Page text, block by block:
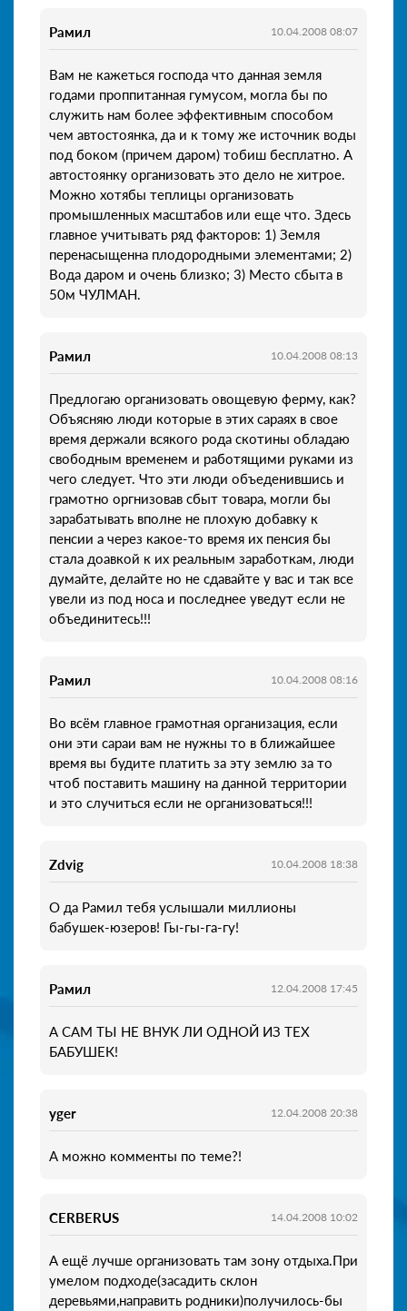
Рамил 10.04.2008 08:07
Вам не кажеться господа что данная земля
годами проппитанная гумусом, могла бы по
служить нам более эффективным способом
чем автостоянка, да и к тому же источник воды
под боком (причем даром) тобиш бесплатно. А
автостоянку организовать это дело не хитрое.
Можно хотябы теплицы организовать
промышленных масштабов или еще что. Здесь
главное учитывать ряд факторов: 1) Земля
перенасыщенна плодородными элементами; 2)
Вода даром и очень близко; 3) Место сбыта в
50м ЧУЛМАН.
Рамил 10.04.2008 08:13
Предлогаю организовать овощевую ферму, как?
Объясняю люди которые в этих сараях в свое
время держали всякого рода скотины обладаю
свободным временем и работящими руками из
чего следует. Что эти люди объеденившись и
грамотно оргнизовав сбыт товара, могли бы
зарабатывать вполне не плохую добавку к
пенсии а через какое-то время их пенсия бы
стала доавкой к их реальным заработкам, люди
думайте, делайте но не сдавайте у вас и так все
увели из под носа и последнее уведут если не
объединитесь!!!
Рамил 10.04.2008 08:16
Во всём главное грамотная организация, если
они эти сараи вам не нужны то в ближайшее
время вы будите платить за эту землю за то
чтоб поставить машину на данной территории
и это случиться если не организоваться!!!
Zdvig 10.04.2008 18:38
О да Рамил тебя услышали миллионы
бабушек-юзеров! Гы-гы-га-гу!
Рамил 12.04.2008 17:45
А САМ ТЫ НЕ ВНУК ЛИ ОДНОЙ ИЗ ТЕХ
БАБУШЕК!
yger 12.04.2008 20:38
А можно комменты по теме?!
CERBERUS 14.04.2008 10:02
А ещё лучше организовать там зону отдыха.При
умелом подходе(засадить склон
деревьями,направить родники)получилось-бы